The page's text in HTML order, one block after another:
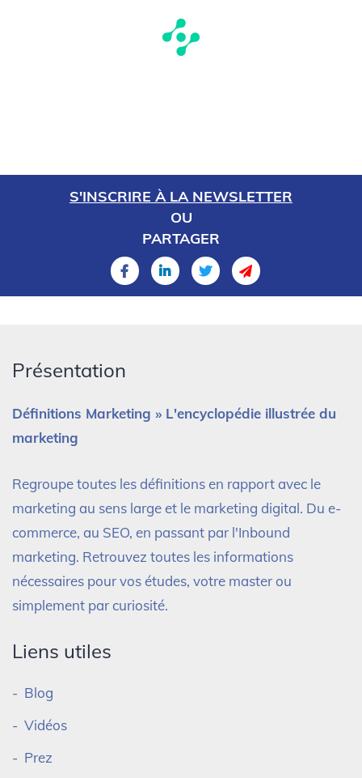
S'INSCRIRE À LA NEWSLETTER
OU
PARTAGER
Présentation
Définitions Marketing » L'encyclopédie illustrée du
marketing
Regroupe toutes les définitions en rapport avec le
marketing au sens large et le marketing digital. Du e-
commerce, au SEO, en passant par l'Inbound
marketing. Retrouvez toutes les informations
nécessaires pour vos études, votre master ou
simplement par curiosité.
Liens utiles
Blog
Vidéos
Prez